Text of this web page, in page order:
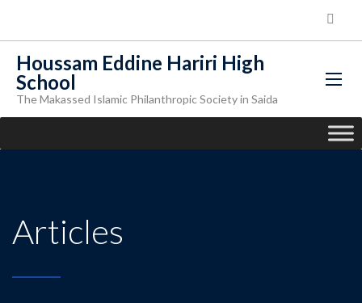
Houssam Eddine Hariri High
School
The Makassed Islamic Philanthropic Society in Saida
Articles